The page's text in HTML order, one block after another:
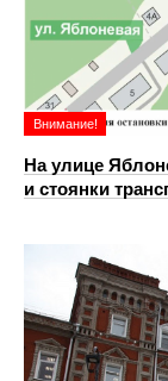
Внимание!
На улице
и стоянки